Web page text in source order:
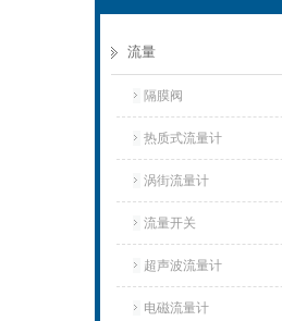
流量
隔膜阀
热质式流量计
涡街流量计
流量开关
超声波流量计
电磁流量计